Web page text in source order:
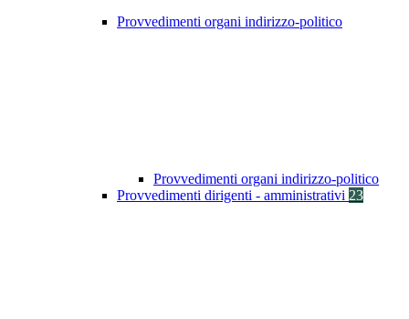
Provvedimenti organi indirizzo-politico
Provvedimenti organi indirizzo-politico
Provvedimenti dirigenti - amministrativi 23